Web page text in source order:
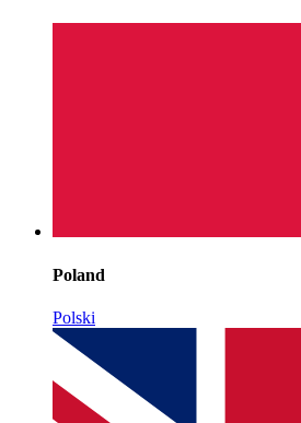
Poland
Polski